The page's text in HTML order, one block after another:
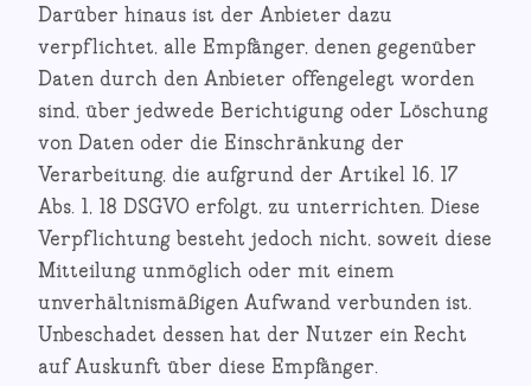
Darüber hinaus ist der Anbieter dazu
verpflichtet, alle Empfänger, denen gegenüber
Daten durch den Anbieter offengelegt worden
sind, über jedwede Berichtigung oder Löschung
von Daten oder die Einschränkung der
Verarbeitung, die aufgrund der Artikel 16, 17
Abs. 1, 18 DSGVO erfolgt, zu unterrichten. Diese
Verpflichtung besteht jedoch nicht, soweit diese
Mitteilung unmöglich oder mit einem
unverhältnismäßigen Aufwand verbunden ist.
Unbeschadet dessen hat der Nutzer ein Recht
auf Auskunft über diese Empfänger.